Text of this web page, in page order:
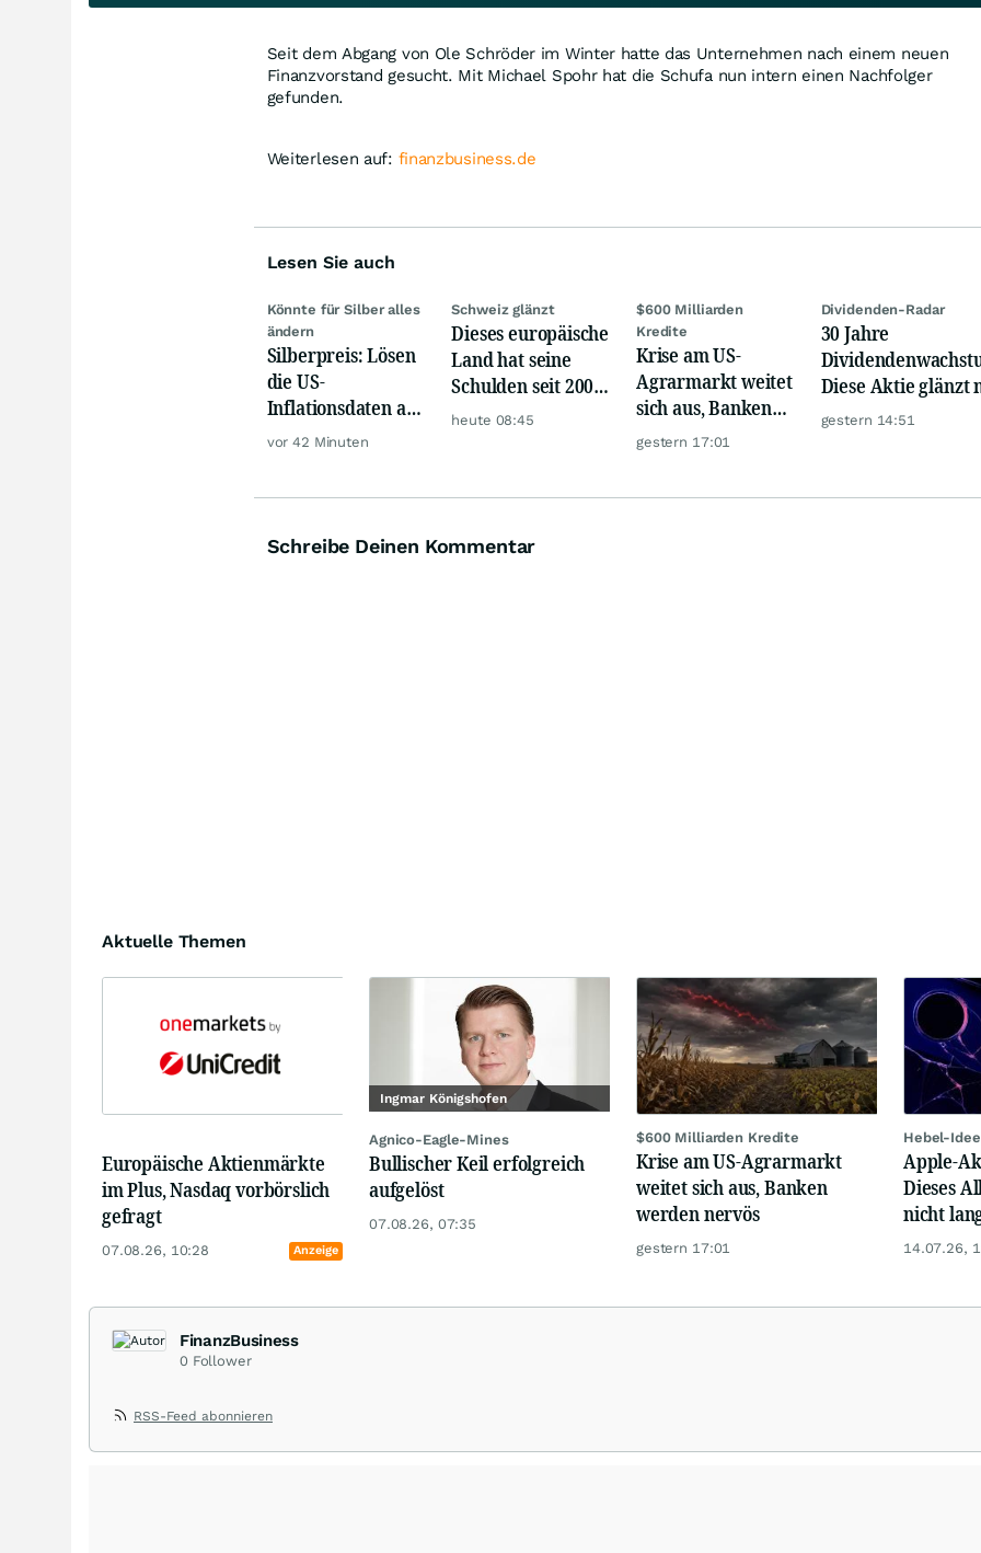
Seit dem Abgang von Ole Schröder im Winter hatte das Unternehmen nach einem neuen
Finanzvorstand gesucht. Mit Michael Spohr hat die Schufa nun intern einen Nachfolger
gefunden.
Weiterlesen auf: finanzbusiness.de
Lesen Sie auch
Könnte für Silber alles
ändern
Silberpreis: Lösen
die US-
Inflationsdaten am
Mittwoch eine
vor 42 Minuten
Schweiz glänzt
Dieses europäische
Land hat seine
Schulden seit 2002
versiebenfacht
heute 08:45
$600 Milliarden
Kredite
Krise am US-
Agrarmarkt weitet
sich aus, Banken
werden nervös
gestern 17:01
Dividenden-Radar
30 Jahre
Diese Aktie glänzt
Traum-Renditen
gestern 14:51
Schreibe Deinen Kommentar
Aktuelle Themen
Europäische Aktienmärkte
im Plus, Nasdaq vorbörslich
gefragt
07.08.26, 10:28 Anzeige
Ingmar Königshofen
Agnico-Eagle-Mines
Bullischer Keil erfolgreich
aufgelöst
07.08.26, 07:35
$600 Milliarden Kredite
Krise am US-Agrarmarkt
weitet sich aus, Banken
werden nervös
gestern 17:01
Hebel-
Apple-
Dieses
nicht
14.07.26,
FinanzBusiness
0 Follower
RSS-Feed abonnieren